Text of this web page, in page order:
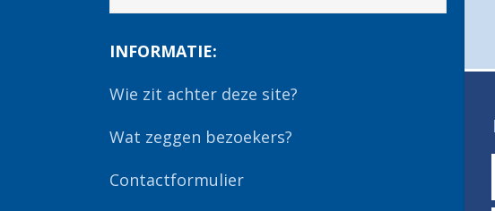
INFORMATIE:
Wie zit achter deze site?
Wat zeggen bezoekers?
Contactformulier